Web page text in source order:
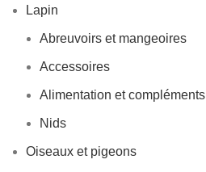
Lapin
Abreuvoirs et mangeoires
Accessoires
Alimentation et compléments
Nids
Oiseaux et pigeons